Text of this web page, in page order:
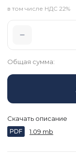
в том числе НДС 22%
Общая сумма:
Скачать описание
PDF 1.09 mb